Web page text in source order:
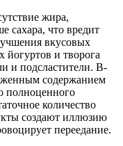
жира,
сахара, что вредит
вкусовых
йогуртов и творога
и подсластители. В-
содержанием
полноценного
количество
создают иллюзию
переедание.